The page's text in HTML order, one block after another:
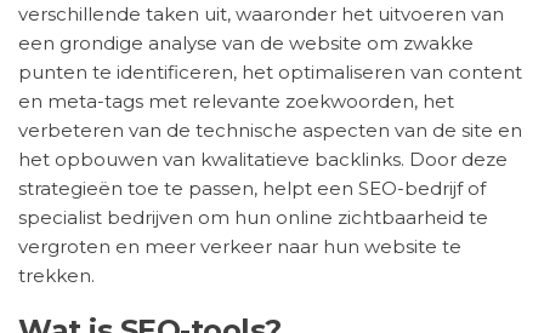
verschillende taken uit, waaronder het uitvoeren van
een grondige analyse van de website om zwakke
punten te identificeren, het optimaliseren van content
en meta-tags met relevante zoekwoorden, het
verbeteren van de technische aspecten van de site en
het opbouwen van kwalitatieve backlinks. Door deze
strategieën toe te passen, helpt een SEO-bedrijf of
specialist bedrijven om hun online zichtbaarheid te
vergroten en meer verkeer naar hun website te
trekken.